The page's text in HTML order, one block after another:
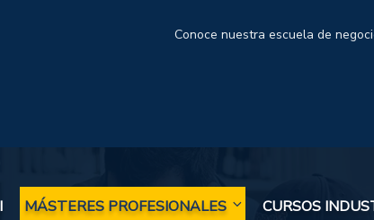
Conoce nuestra escuela de
MÁSTERES PROFESIONALES
CURSOS